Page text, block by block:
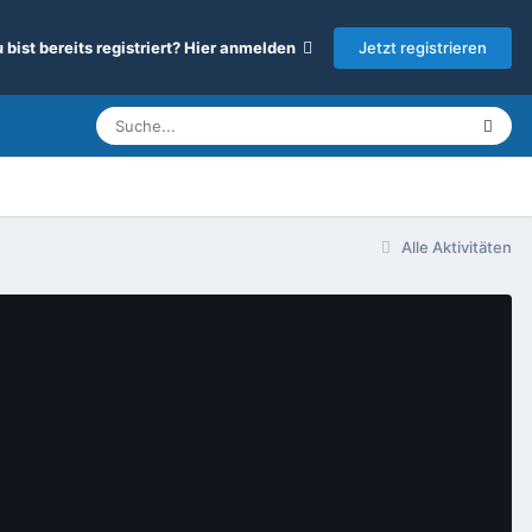
bist bereits registriert? Hier anmelden Jetzt registrieren
Alle Aktivitäten